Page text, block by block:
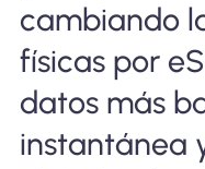
Para negocios
cambiando
físicas por
datos más
instantánea